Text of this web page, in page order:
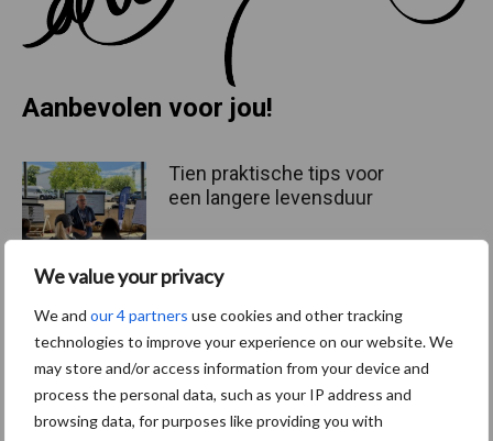
We value your privacy
We and our 4 partners use cookies and other tracking
technologies to improve your experience on our website. We
may store and/or access information from your device and
process the personal data, such as your IP address and
browsing data, for purposes like providing you with
Aanbevolen voor jou!
Tien praktische tips voor
een langere levensduur
“Vraag naar praktische
hygieneoplossingen is in
Polen groter dan ooit”